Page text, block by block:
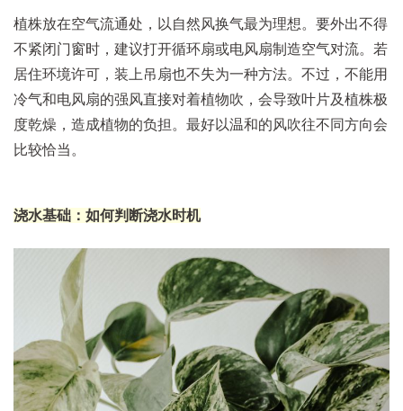
植株放在空气流通处，以自然风换气最为理想。要外出不得
不紧闭门窗时，建议打开循环扇或电风扇制造空气对流。若
居住环境许可，装上吊扇也不失为一种方法。不过，不能用
冷气和电风扇的强风直接对着植物吹，会导致叶片及植株极
度乾燥，造成植物的负担。最好以温和的风吹往不同方向会
比较恰当。
浇水基础：如何判断浇水时机